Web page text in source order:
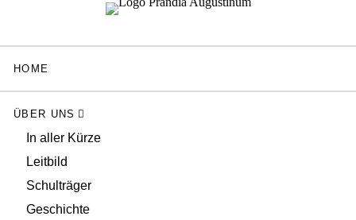
HOME
ÜBER UNS
In aller Kürze
Leitbild
Schulträger
Geschichte